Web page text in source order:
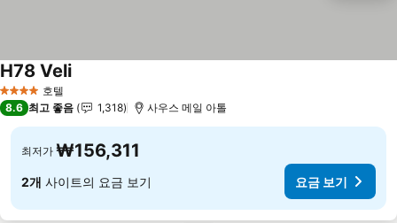
4 성급 호텔
H78 Veli요금 보기
8.6 최고 좋음 1,318 사우스 메일 아톨
최저가 ₩156,311
2개 사이트의 요금 보기 요금 보기